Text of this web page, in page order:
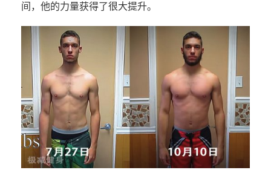
间，他的力量获得了很大提升。